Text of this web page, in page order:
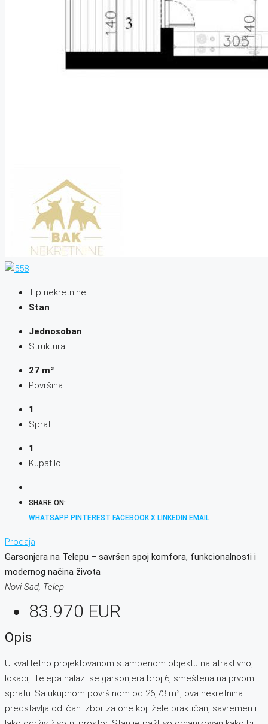
Tip nekretnine
Stan
Jednosoban
Struktura
27 m²
Površina
1
Sprat
1
Kupatilo
SHARE ON:
WHATSAPP PINTEREST FACEBOOK X LINKEDIN EMAIL
Prodaja
Garsonjera na Telepu – savršen spoj komfora, funkcionalnosti i
modernog načina života
Novi Sad, Telep
83.970 EUR
Opis
U kvalitetno projektovanom stambenom objektu na atraktivnoj
lokaciji Telepa nalazi se garsonjera broj 6, smeštena na prvom
spratu. Sa ukupnom površinom od 26,73 m², ova nekretnina
predstavlja odličan izbor za one koji žele praktičan, savremen i